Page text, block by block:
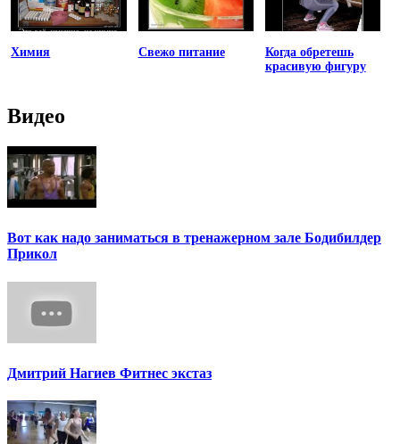
Химия Свежо питание
Когда обретешь
красивую фигуру
Видео
Вот как надо заниматься в тренажерном зале Бодибилдер
Прикол
Дмитрий Нагиев Фитнес экстаз